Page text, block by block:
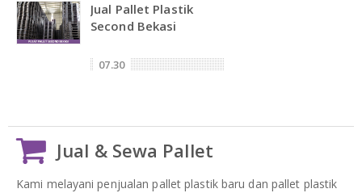
Jual Pallet Plastik
Second Bekasi
07.30
Jual & Sewa Pallet
Kami melayani penjualan pallet plastik baru dan pallet plastik